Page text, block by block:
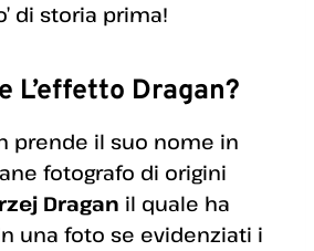
di storia prima!
L’effetto Dragan?
prende il suo nome in
fotografo di origini
Dragan il quale ha
una foto se evidenziati i